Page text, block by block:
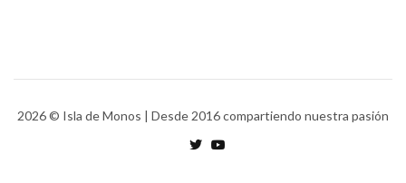
2026© Isla de Monos | Desde 2016 compartiendo nuestra pasión